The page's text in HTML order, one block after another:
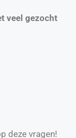
veel gezocht
deze vragen!